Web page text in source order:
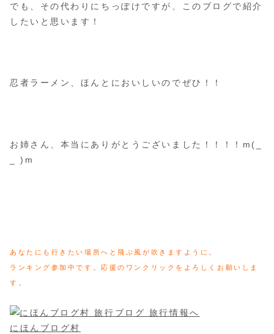
でも、その代わりにちっぽけですが、このブログで紹介
したいと思います！
忍者ラーメン、ほんとにおいしいのでぜひ！！
お姉さん、本当にありがとうございました！！！！m(_
_ )m
あなたにも行きたい場所へと飛ぶ風が吹きますように。
ランキング参加中です。応援のワンクリックをよろしくお願いしま
す。
にほんブログ村